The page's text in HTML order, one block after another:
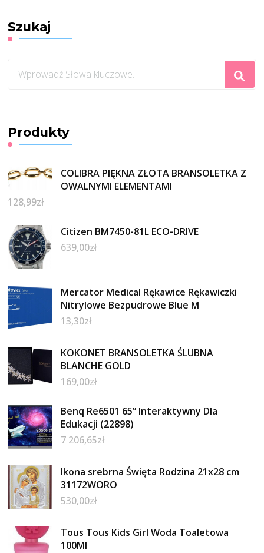
Szukaj
czegoś?
Produkty
COLIBRA PIĘKNA ZŁOTA BRANSOLETKA Z
OWALNYMI ELEMENTAMI
128,99zł
Citizen BM7450-81L ECO-DRIVE
639,00zł
Mercator Medical Rękawice Rękawiczki
Nitrylowe Bezpudrowe Blue M
13,30zł
KOKONET BRANSOLETKA ŚLUBNA
BLANCHE GOLD
169,00zł
Benq Re6501 65” Interaktywny Dla
Edukacji (22898)
7 206,65zł
Ikona srebrna Święta Rodzina 21x28 cm
31172WORO
530,00zł
Tous Tous Kids Girl Woda Toaletowa
100Ml